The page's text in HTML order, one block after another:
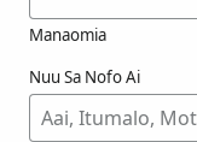
Manaomia
Nuu Sa Nofo Ai